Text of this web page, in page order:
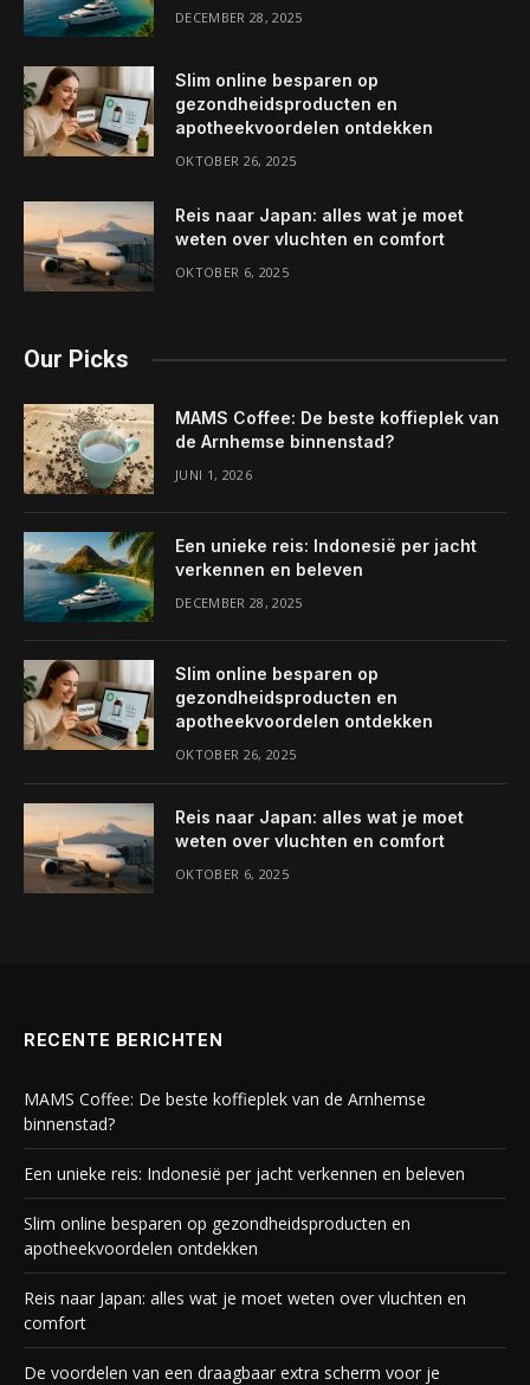
DECEMBER 28, 2025
Slim online besparen op
gezondheidsproducten en
apotheekvoordelen ontdekken
OKTOBER 26, 2025
Reis naar Japan: alles wat je moet
weten over vluchten en comfort
OKTOBER 6, 2025
Our Picks
MAMS Coffee: De beste koffieplek van
de Arnhemse binnenstad?
JUNI 1, 2026
Een unieke reis: Indonesië per jacht
verkennen en beleven
DECEMBER 28, 2025
Slim online besparen op
gezondheidsproducten en
apotheekvoordelen ontdekken
OKTOBER 26, 2025
Reis naar Japan: alles wat je moet
weten over vluchten en comfort
OKTOBER 6, 2025
RECENTE BERICHTEN
MAMS Coffee: De beste koffieplek van de Arnhemse
binnenstad?
Een unieke reis: Indonesië per jacht verkennen en beleven
Slim online besparen op gezondheidsproducten en
apotheekvoordelen ontdekken
Reis naar Japan: alles wat je moet weten over vluchten en
comfort
De voordelen van een draagbaar extra scherm voor je